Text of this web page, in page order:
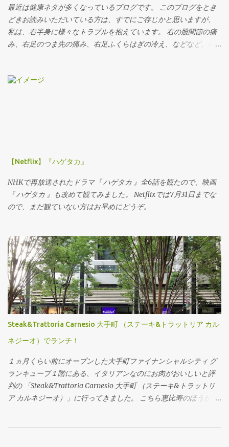
すところは、徹底した効率化です。 それが、フランス人にとって
違和感がある、というだけのことなのかもしれません。...
の筆跡は、20余種に分かれており、平安時代後期の書風を伝える
重要な作品である。 という、大変貴重なものらしいです。 平安貴
族というと和歌。 アニメ「 おじゃる丸 」ではよく出てきますし、
大河ドラマ「 平清盛 」でも、ドラマなのに画面に和歌が表示され
に、歌合というのは、 和歌の作者が左右に分れて出題された歌題
を歌に詠み，これを合せ比べて優劣を競う文学遊戯。左右にはそ
ような形式の遊びも現れたりして、どんだけ日本人は和歌好きな
いると聞いたことがあります。 また...
最近は健康ネタが多くなっているブログです。 このブログをとき
どきお読みいただいている方は、すでにご存じかと思いますが、
私は、右半身に様々なトラブルを抱えています。 右の股関節の痛
み、右足のつま先の痛み、右足ふくらはぎの冷え、などなど、40
ネやサングラスをする人なら、顔のゆがみに気づきやすいと思い
【Netflix】『ハゲタカ』
NHKで再放送されたドラマ『 ハゲタカ 』全6話を観たので、映画
『 ハゲタカ 』も改めて観てみました。 Netflixでは7月31日までな
ので、まだ観ていない方はお早めにどうぞ。
Steak&Trattoria Carnesio 大手町 （ステーキ&トラットリア カル
ネジーオ）でランチ！
１ヵ月くらい前にオープンした大手町ファイナンシャルシティ グ
ランキューブ１階にある、イタリアンなのにお肉がおいしいと評
判の 「Steak&Trattoria Carnesio 大手町 （ステーキ&トラットリ
ア カルネジーオ）」に行ってきました。 こちら恵比寿のほうが評